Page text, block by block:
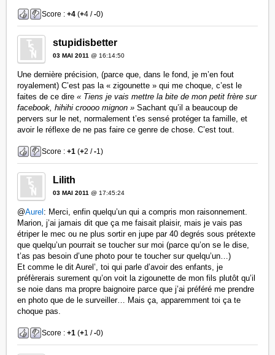
Score :+4 (+4 /-0)
stupidisbetter
03 MAI 2011 @ 16:14:50
Une dernière précision, (parce que, dans le fond, je m’en fout
royalement) C’est pas la « zigounette » qui me choque, c’est le
faites de ce dire« Tiens je vais mettre la bite de mon petit frère sur
facebook, hihihi croooo mignon » Sachant qu’il a beaucoup de
pervers sur le net, normalement t’es sensé protéger ta famille, et
avoir le réflexe de ne pas faire ce genre de chose. C’est tout.
Score :+1 (+2 /-1)
Lilith
03 MAI 2011 @ 17:45:24
@Aurel : Merci, enfin quelqu’un qui a compris mon raisonnement.
Marion, j’ai jamais dit que ça me faisait plaisir, mais je vais pas
étriper le mec ou ne plus sortir en jupe par 40 degrés sous prétexte
que quelqu’un pourrait se toucher sur moi (parce qu’on se le dise,
t’as pas besoin d’une photo pour te toucher sur quelqu’un…)
Et comme le dit Aurel’, toi qui parle d’avoir des enfants, je
préfèrerais surement qu’on voit la zigounette de mon fils plutôt qu’il
se noie dans ma propre baignoire parce que j’ai préféré me prendre
en photo que de le surveiller… Mais ça, apparemment toi ça te
choque pas.
Score :+1 (+1 /-0)